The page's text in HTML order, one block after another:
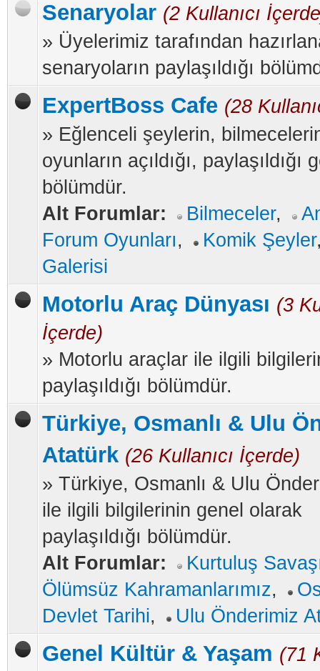
Senaryolar (2 Kullanıcı
» Üyelerimiz tarafından
senaryoların paylaşıldığı
ExpertBoss Cafe (28
» Eğlenceli şeylerin,
oyunların açıldığı, paylaşıldığı
bölümdür.
Alt Forumlar:
Bilmeceler,
Forum Oyunları, Komik Şeyler
Galerisi
Motorlu Araç Dünyası (3
İçerde)
» Motorlu araçlar ile ilgili
paylaşıldığı bölümdür.
Türkiye, Osmanlı & Ulu
Atatürk (26 Kullanıcı İçerde)
» Türkiye, Osmanlı & Ulu
ile ilgili bilgilerinin genel olarak
paylaşıldığı bölümdür.
Alt Forumlar:
Kurtuluş
Ölümsüz Kahramanlarımız,
Devlet Tarihi, Ulu Önderimiz
Genel Kültür & Yaşam (71